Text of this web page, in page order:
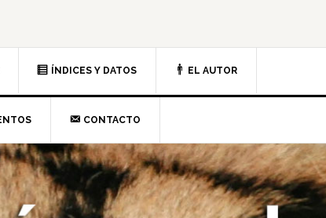
ÍNDICES Y DATOS EL AUTOR
CONTACTO